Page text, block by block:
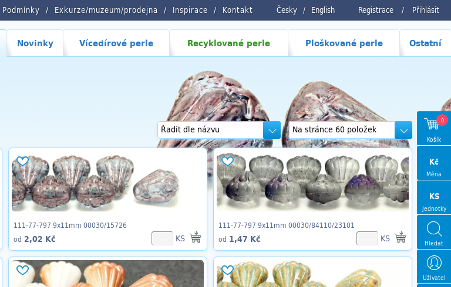
Registrace / Přihlásit
Česky / English
Podmínky Exkurze/muzeum/prodejna Inspirace Kontakt
Novinky Vícedírové perle Recyklované perle Ploškované perle Ostatní
111-77-797 9x11mm 00030/15726
od 2,02 Kč KS
111-77-797 9x11mm 00030/84110/23101
od 1,47 Kč KS
0
Košík
Kč
Měna
KS
Jednotky
Hledat
Uživatel